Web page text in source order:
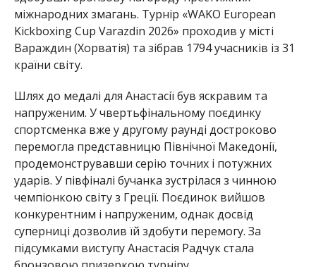
міжнародних змагань. Турнір «WAKO European
Kickboxing Cup Varazdin 2026» проходив у місті
Вараждин (Хорватія) та зібрав 1794 учасників із 31
країни світу.
Шлях до медалі для Анастасії був яскравим та
напруженим. У чвертьфінальному поєдинку
спортсменка вже у другому раунді достроково
перемогла представницю Північної Македонії,
продемонструвавши серію точних і потужних
ударів. У півфіналі бучанка зустрілася з чинною
чемпіонкою світу з Греції. Поєдинок вийшов
конкурентним і напруженим, однак досвід
суперниці дозволив їй здобути перемогу. За
підсумками виступу Анастасія Радчук стала